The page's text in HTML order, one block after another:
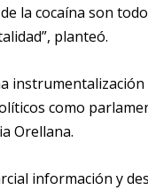
la cocaína son
planteó.
como
Orellana.
información y